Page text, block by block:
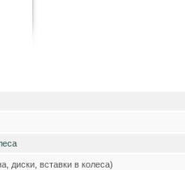
диски, вставки в колеса)